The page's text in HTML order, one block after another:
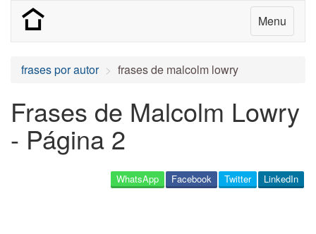
Menu
frases por autor frases de malcolm lowry
Frases de Malcolm Lowry
- Página 2
LinkedIn
Twitter
Facebook
WhatsApp